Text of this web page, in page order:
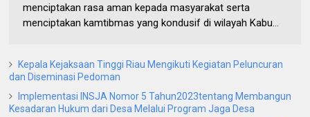
menciptakan rasa aman kepada masyarakat serta
menciptakan kamtibmas yang kondusif di wilayah Kabu...
Kepala Kejaksaan Tinggi Riau Mengikuti Kegiatan Peluncuran
dan Diseminasi Pedoman
Implementasi INSJA Nomor 5 Tahun2023tentang Membangun
Kesadaran Hukum dari Desa Melalui Program Jaga Desa